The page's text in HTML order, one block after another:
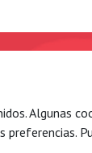
Tel. 944
(34) 7177
Algunas